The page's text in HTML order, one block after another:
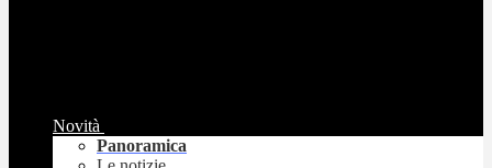
Novità
Panoramica